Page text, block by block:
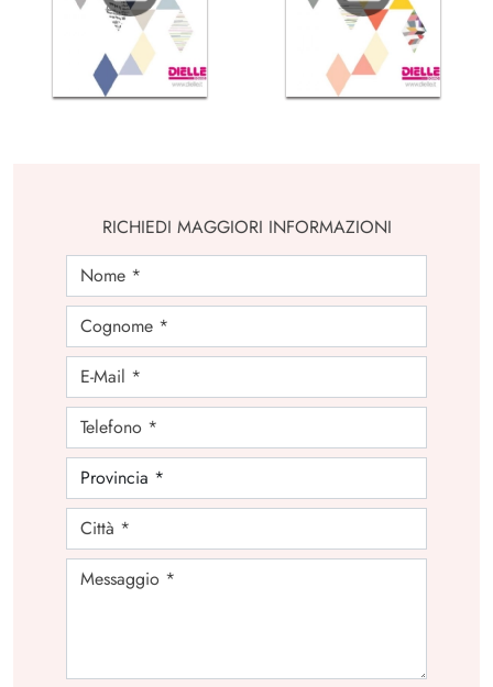
RICHIEDI MAGGIORI INFORMAZIONI